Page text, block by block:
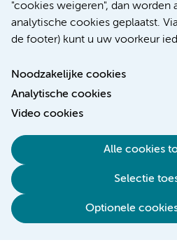
"cookies weigeren", dan
analytische cookies geplaatst.
de footer) kunt u uw voorkeur
Noodzakelijke cookies
Analytische cookies
Video cookies
Alle cookies
Selectie
Optionele
Verwijzen & diagnostiek
Toegankelijkheidsverklaring
Responsible disclosure